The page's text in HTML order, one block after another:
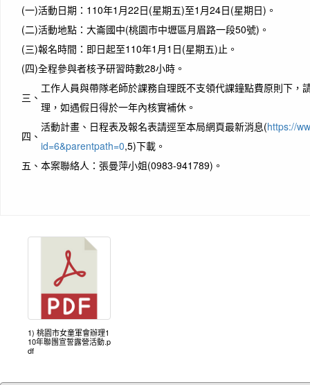
(一)活動日期：110年1月22日(星期五)至1月24日(星期日)。
(二)活動地點：大崙國中(桃園市中壢區月眉路一段50號)。
(三)報名時間：即日起至110年1月1日(星期五)止。
(四)全程參與者核予研習時數28小時。
三、
工作人員與帶隊老師於課務自理既不支領代課鐘點費原則下，
理，如遇假日得於一年內核實補休。
四、
活動計畫、日程表及報名表請逕至本局網頁最新消息(https://
id=6&parentpath=0,5)下載。
五、 本案聯絡人：張曼萍小姐(0983-941789)。
1) 桃園市女童軍會辦理1
10年聯團宣誓露營活動.p
df